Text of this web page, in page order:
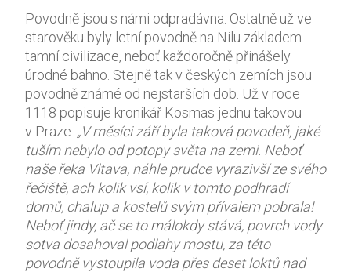
Povodně jsou s námi odpradávna. Ostatně už ve
starověku byly letní povodně na Nilu základem
tamní civilizace, neboť každoročně přinášely
úrodné bahno. Stejně tak v českých zemích jsou
povodně známé od nejstarších dob. Už v roce
1118 popisuje kronikář Kosmas jednu takovou
v Praze: „V měsíci září byla taková povodeň, jaké
tuším nebylo od potopy světa na zemi. Neboť
naše řeka Vltava, náhle prudce vyrazivší ze svého
řečiště, ach kolik vsí, kolik v tomto podhradí
domů, chalup a kostelů svým přívalem pobrala!
Neboť jindy, ač se to málokdy stává, povrch vody
sotva dosahoval podlahy mostu, za této
povodně vystoupila voda přes deset loktů nad
cookies
odmítnete,
některé
funkce z
webu zmizí.
Marketing
Sdílením svých
zájmů a chování
při návštěvě našich
stránek zvyšujete
šanci na zobrazení
personalizovaného
obsahu a nabídek.